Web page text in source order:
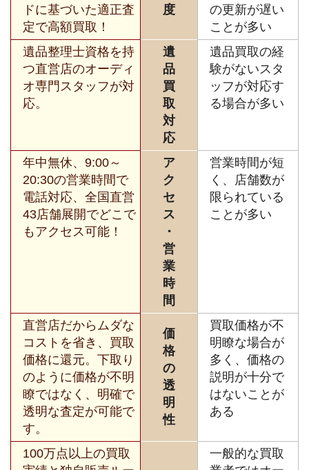
ドに基づいた適正査
定で高額買取！
度
の更新が遅い
ことが多い
遺品整理士資格を持
つ直営店のオーディ
オ専門スタッフが対
応。
遺
品
買
取
対
応
遺品買取の経
験がないスタ
ッフが対応す
る場合が多い
年中無休、9:00～
20:30の営業時間で
電話対応、全国直営
43店舗展開でどこで
もアクセス可能！
ア
ク
セ
ス
・
営
業
時
間
営業時間が短
く、店舗数が
限られている
ことが多い
直営店だからムダな
コストを省き、買取
価格に還元。下取り
のように価格が不明
瞭ではなく、明確で
透明な査定が可能で
す。
価
格
の
透
明
性
買取価格が不
明瞭な場合が
多く、価格の
説明が十分で
はないことが
ある
100万点以上の買取
一般的な買取